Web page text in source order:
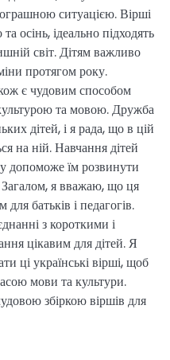
ситуацією. Вірші
осінь, ідеально підходять
світ. Дітям важливо
протягом року.
є чудовим способом
та мовою. Дружба
дітей, і я рада, що в цій
на ній. Навчання дітей
допоможе їм розвинути
я вважаю, що ця
батьків і педагогів.
з короткими і
цікавим для дітей. Я
ці українські вірші, щоб
мови та культури.
збіркою віршів для